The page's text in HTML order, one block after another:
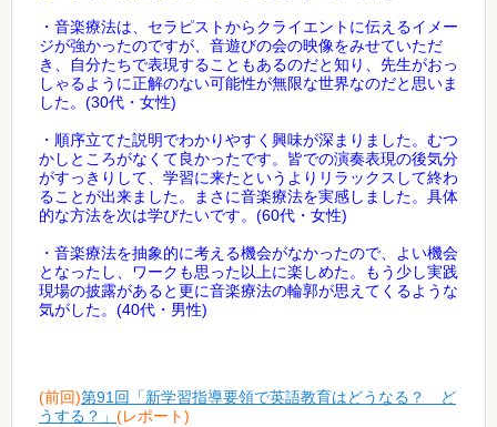
・音楽療法は、セラピストからクライエントに伝えるイメー
ジが強かったのですが、音遊びの会の映像をみせていただ
き、自分たちで表現することもあるのだと知り、先生がおっ
しゃるように正解のない可能性が無限な世界なのだと思いま
した。(30代・女性)
・順序立てた説明でわかりやすく興味が深まりました。むつ
かしところがなくて良かったです。皆での演奏表現の後気分
がすっきりして、学習に来たというよりリラックスして終わ
ることが出来ました。まさに音楽療法を実感しました。具体
的な方法を次は学びたいです。(60代・女性)
・音楽療法を抽象的に考える機会がなかったので、よい機会
となったし、ワークも思った以上に楽しめた。もう少し実践
現場の披露があると更に音楽療法の輪郭が思えてくるような
気がした。(40代・男性)
(前回)第91回「新学習指導要領で英語教育はどうなる？ ど
うする？」 (レポート)